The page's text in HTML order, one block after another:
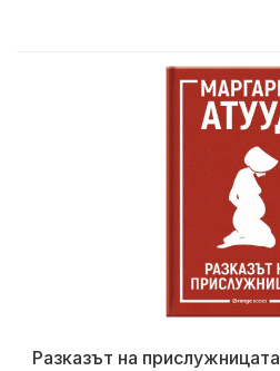
Разказът на прислужницата